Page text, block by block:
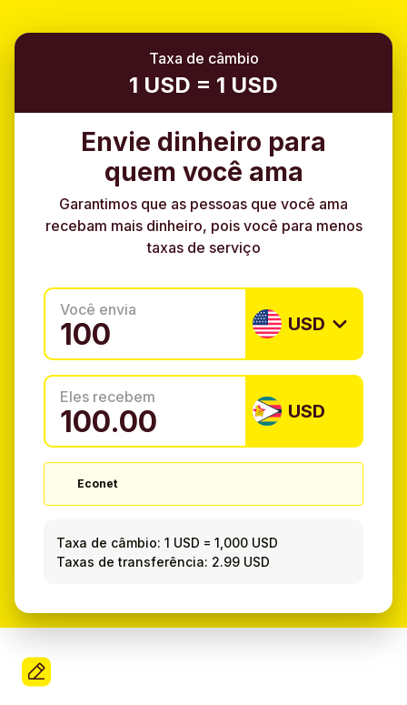
Taxa de câmbio
1 USD = 1 USD
Envie dinheiro para
quem você ama
Garantimos que as pessoas que você ama
recebam mais dinheiro, pois você para menos
taxas de serviço
Você envia
USD
Eles recebem
USD
Econet
Taxa de câmbio: 1 USD =1,000 USD
Taxas de transferência: 2.99 USD